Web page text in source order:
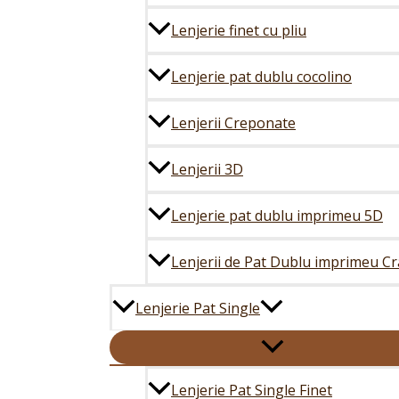
Lenjerie finet cu pliu
Lenjerie pat dublu cocolino
Lenjerii Creponate
Lenjerii 3D
Lenjerie pat dublu imprimeu 5D
Lenjerii de Pat Dublu imprimeu
Lenjerie Pat Single
Lenjerie Pat Single Finet